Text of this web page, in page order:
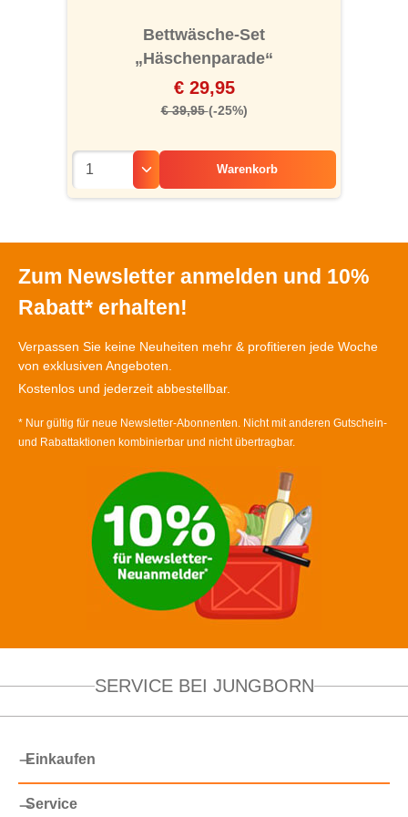
Bettwäsche-Set
„Häschenparade“
€ 29,95
€ 39,95(-25%)
Warenkorb
Zum Newsletter anmelden und 10%
Rabatt* erhalten!
Verpassen Sie keine Neuheiten mehr & profitieren jede Woche
von exklusiven Angeboten.
Kostenlos und jederzeit abbestellbar.
* Nur gültig für neue Newsletter-Abonnenten. Nicht mit anderen Gutschein-
und Rabattaktionen kombinierbar und nicht übertragbar.
SERVICE BEI JUNGBORN
Einkaufen
Service